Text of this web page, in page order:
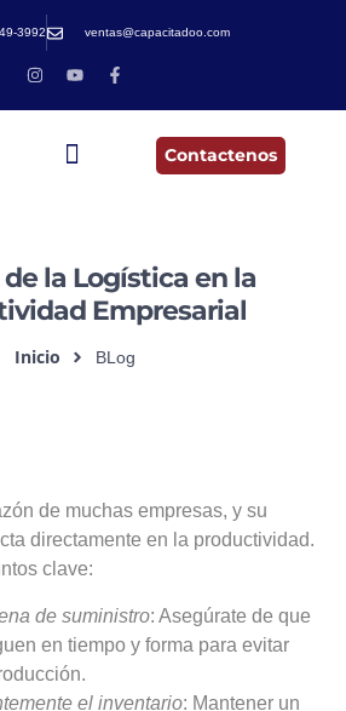
3992 ventas@capacitadoo.com
Contactenos
la Logística en la
Empresarial
Inicio BLog
de muchas empresas, y su
directamente en la productividad.
clave:
de suministro: Asegúrate de que
en tiempo y forma para evitar
el inventario: Mantener un